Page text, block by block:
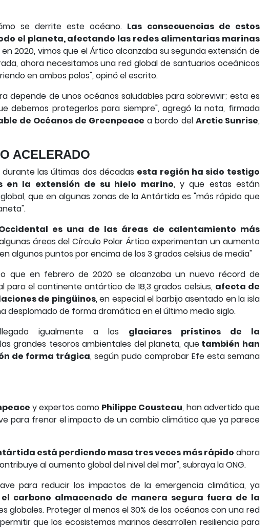
se derrite este océano. Las consecuencias de estos
el planeta, afectando las redes alimentarias marinas
2020, vimos que el Ártico alcanzaba su segunda extensión de
ahora necesitamos una red global de santuarios oceánicos
en ambos polos", opinó el escrito.
depende de unos océanos saludables para sobrevivir; esta es
debemos protegerlos para siempre", agregó la nota, firmada
de Océanos de Greenpeace a bordo del Arctic Sunrise,
ACELERADO
las últimas dos décadas esta región ha sido testigo
en la extensión de su hielo marino, y que estas están
que en algunas zonas de la Antártida es "más rápido que
es una de las áreas de calentamiento más
áreas del Círculo Polar Ártico experimentan un aumento
algunos puntos por encima de los 3 grados celsius de media"
que en febrero de 2020 se alcanzaba un nuevo récord de
el continente antártico de 18,3 grados celsius, afecta de
de pingüinos, en especial el barbijo asentado en la isla
desplomado de forma dramática en el último medio siglo.
igualmente a los glaciares prístinos de la
grandes tesoros ambientales del planeta, quetambién han
de forma trágica, según pudo comprobar Efe esta semana
y expertos como Philippe Cousteau, han advertido que
para frenar el impacto de un cambio climático que ya parece
está perdiendo masa tres veces más rápido ahora
al aumento global del nivel del mar", subraya la ONG.
para reducir los impactos de la emergencia climática, ya
carbono almacenado de manera segura fuera de la
globales. Proteger al menos el 30% de los océanos con una red
que los ecosistemas marinos desarrollen resiliencia para